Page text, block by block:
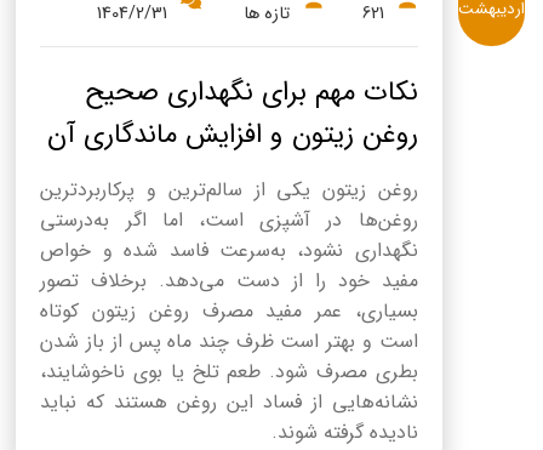
Arabic
621
تازه ها
1404/2/31
نکات مهم برای نگهداری صحیح
روغن زیتون و افزایش ماندگاری آن
روغن زیتون یکی از سالم‌ترین و پرکاربردترین
روغن‌ها در آشپزی است، اما اگر به‌درستی
نگهداری نشود، به‌سرعت فاسد شده و خواص
مفید خود را از دست می‌دهد. برخلاف تصور
بسیاری، عمر مفید مصرف روغن زیتون کوتاه
است و بهتر است ظرف چند ماه پس از باز شدن
بطری مصرف شود. طعم تلخ یا بوی ناخوشایند،
نشانه‌هایی از فساد این روغن هستند که نباید
نادیده گرفته شوند.
اردیبهشت